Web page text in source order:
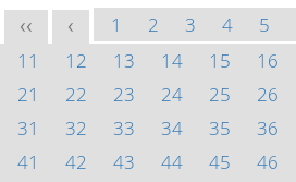
<< < 1 2 3 4 5
11
12 13 14 15 16
21
22 23 24 25 26
31
32 33 34 35 36
41
42 43 44 45 46